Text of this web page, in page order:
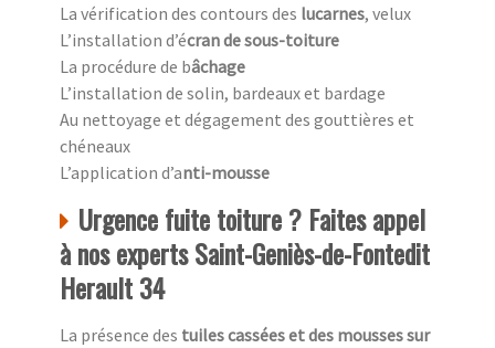
La vérification des contours des lucarnes, velux
L’installation d’écran de sous-toiture
La procédure de bâchage
L’installation de solin, bardeaux et bardage
Au nettoyage et dégagement des gouttières et
chéneaux
L’application d’anti-mousse
Urgence fuite toiture ? Faites appel
à nos experts Saint-Geniès-de-Fontedit
Herault 34
La présence des tuiles cassées et des mousses sur